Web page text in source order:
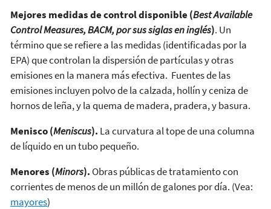
Mejores medidas de control disponible (Best Available
Control Measures, BACM, por sus siglas en inglés). Un
término que se refiere a las medidas (identificadas por la
EPA) que controlan la dispersión de partículas y otras
emisiones en la manera más efectiva. Fuentes de las
emisiones incluyen polvo de la calzada, hollín y ceniza de
hornos de leña, y la quema de madera, pradera, y basura.
Menisco (Meniscus). La curvatura al tope de una columna
de líquido en un tubo pequeño.
Menores (Minors). Obras públicas de tratamiento con
corrientes de menos de un millón de galones por día. (Vea:
mayores)